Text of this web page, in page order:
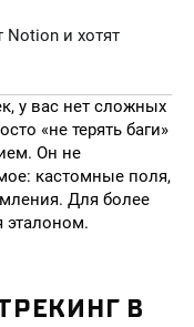
и хотят
у вас нет сложных
«не терять баги»
Он не
кастомные поля,
Для более
эталоном.
В